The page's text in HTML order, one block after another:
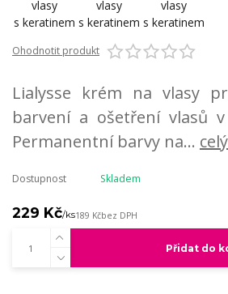
Ohodnotit produkt
Lialysse krém na vlasy
barvení a ošetření vlasů
Permanentní barvy na...
Dostupnost Skladem
229 Kč/ks189 Kčbez DPH
Přidat do